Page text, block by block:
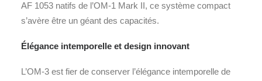
AF 1053 natifs de l’OM-1 Mark II, ce système compact
s’avère être un géant des capacités.
Élégance intemporelle et design innovant
L’OM-3 est fier de conserver l’élégance intemporelle de